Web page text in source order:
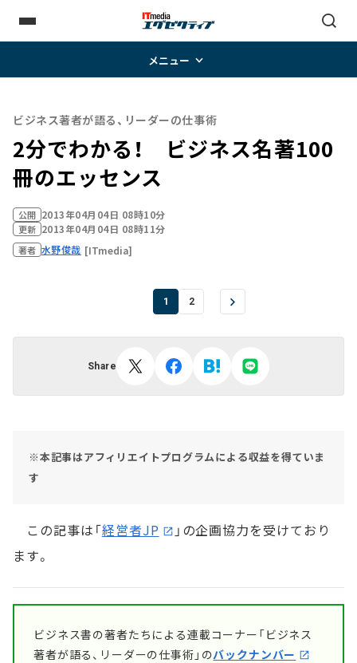
メニュー
ビジネス著者が語る、リーダーの仕事術
2分でわかる！ ビジネス名著100
冊のエッセンス
公開 2013年04月04日 08時10分
更新 2013年04月04日 08時11分
著者 水野俊哉 [ITmedia]
1 2
Share
※本記事はアフィリエイトプログラムによる収益を得ていま
す
この記事は「経営者JP
」の企画協力を受けており
ます。
ビジネス書の著者たちによる連載コーナー「ビジネス
著者が語る、リーダーの仕事術」のバックナンバー